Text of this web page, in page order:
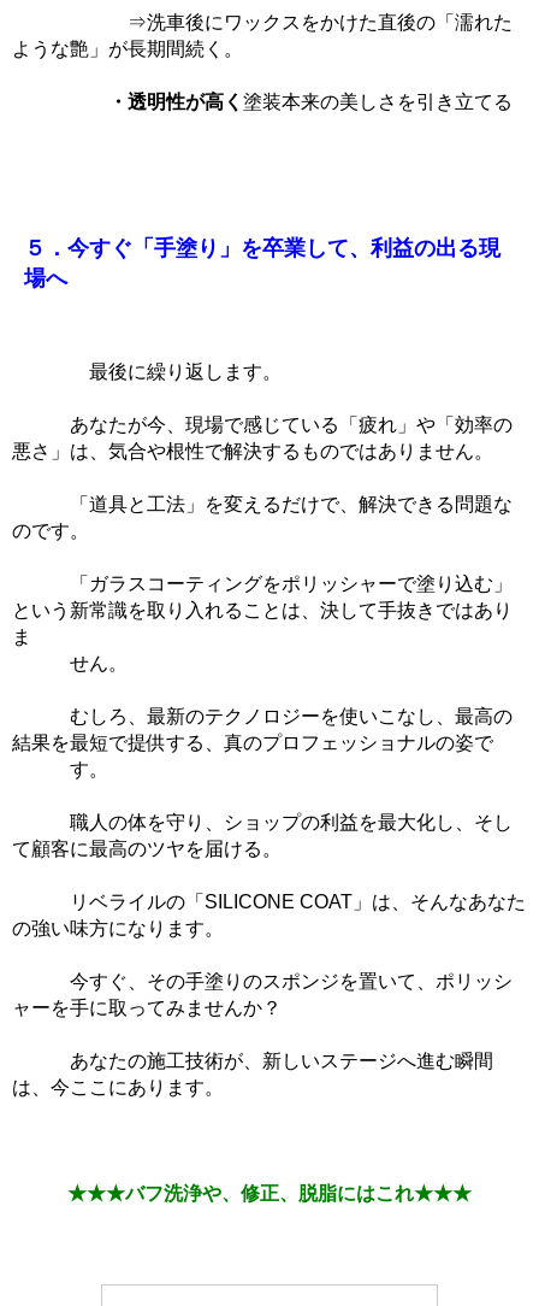
⇒洗車後にワックスをかけた直後の「濡れた
ような艶」が長期間続く。
・透明性が高く 塗装本来の美しさを引き立てる
５．今すぐ「手塗り」を卒業して、利益の出る現
場へ
最後に繰り返します。
あなたが今、現場で感じている「疲れ」や「効率の
悪さ」は、気合や根性で解決するものではありません。
「道具と工法」を変えるだけで、解決できる問題な
のです。
「ガラスコーティングをポリッシャーで塗り込む」
という新常識を取り入れることは、決して手抜きではあり
ま
せん。
むしろ、最新のテクノロジーを使いこなし、最高の
結果を最短で提供する、真のプロフェッショナルの姿で
す。
職人の体を守り、ショップの利益を最大化し、そし
て顧客に最高のツヤを届ける。
リベライルの「SILICONE COAT」は、そんなあなた
の強い味方になります。
今すぐ、その手塗りのスポンジを置いて、ポリッシ
ャーを手に取ってみませんか？
あなたの施工技術が、新しいステージへ進む瞬間
は、今ここにあります。
★★★バフ洗浄や、修正、脱脂にはこれ★★★